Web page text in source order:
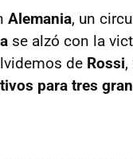
Alemania, un
se alzó con la
de Rossi,
para tres